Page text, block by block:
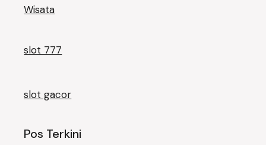
Wisata
slot 777
slot gacor
Pos Terkini